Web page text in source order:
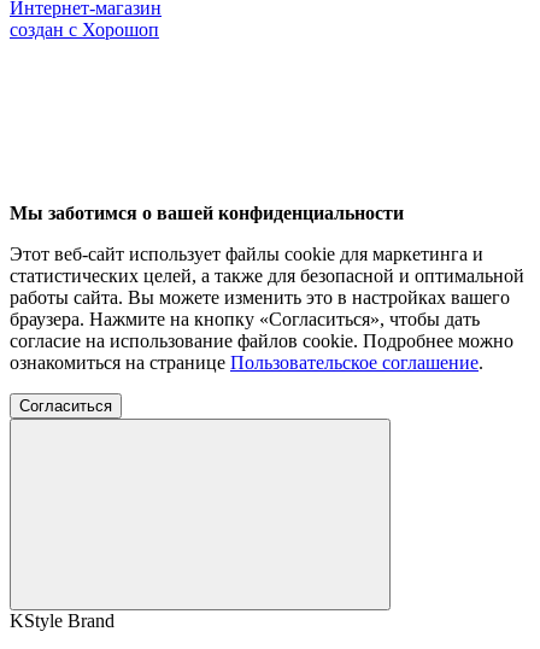
Интернет-магазин
создан с Хорошоп
Мы заботимся о вашей конфиденциальности
Этот веб-сайт использует файлы cookie для маркетинга и
статистических целей, а также для безопасной и оптимальной
работы сайта. Вы можете изменить это в настройках вашего
браузера. Нажмите на кнопку «Согласиться», чтобы дать
согласие на использование файлов cookie. Подробнее можно
ознакомиться на странице Пользовательское соглашение.
Согласиться
KStyle Brand